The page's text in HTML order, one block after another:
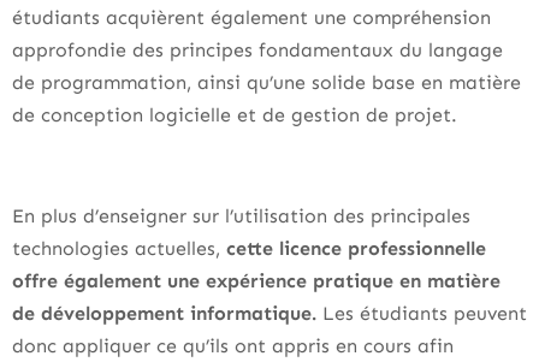
étudiants acquièrent également une compréhension
approfondie des principes fondamentaux du langage
de programmation, ainsi qu’une solide base en matière
de conception logicielle et de gestion de projet.
En plus d’enseigner sur l’utilisation des principales
technologies actuelles, cette licence professionnelle
offre également une expérience pratique en matière
de développement informatique. Les étudiants peuvent
donc appliquer ce qu’ils ont appris en cours afin